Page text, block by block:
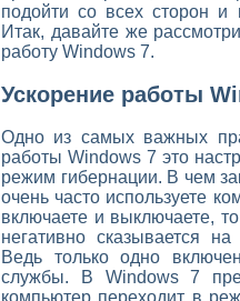
подойти со всех сторон
Итак, давайте же
работу Windows 7.
Ускорение работы
Одно из самых важных
работы Windows 7 это
режим гибернации. В чем
очень часто используете
включаете и выключаете,
негативно сказывается
Ведь только одно
службы. В Windows 7